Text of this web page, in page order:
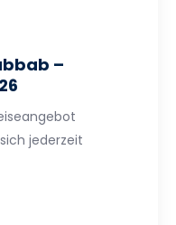
–
jederzeit